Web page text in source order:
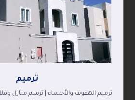
ترميم
ترميم الهفوف والأحساء | ترميم منازل